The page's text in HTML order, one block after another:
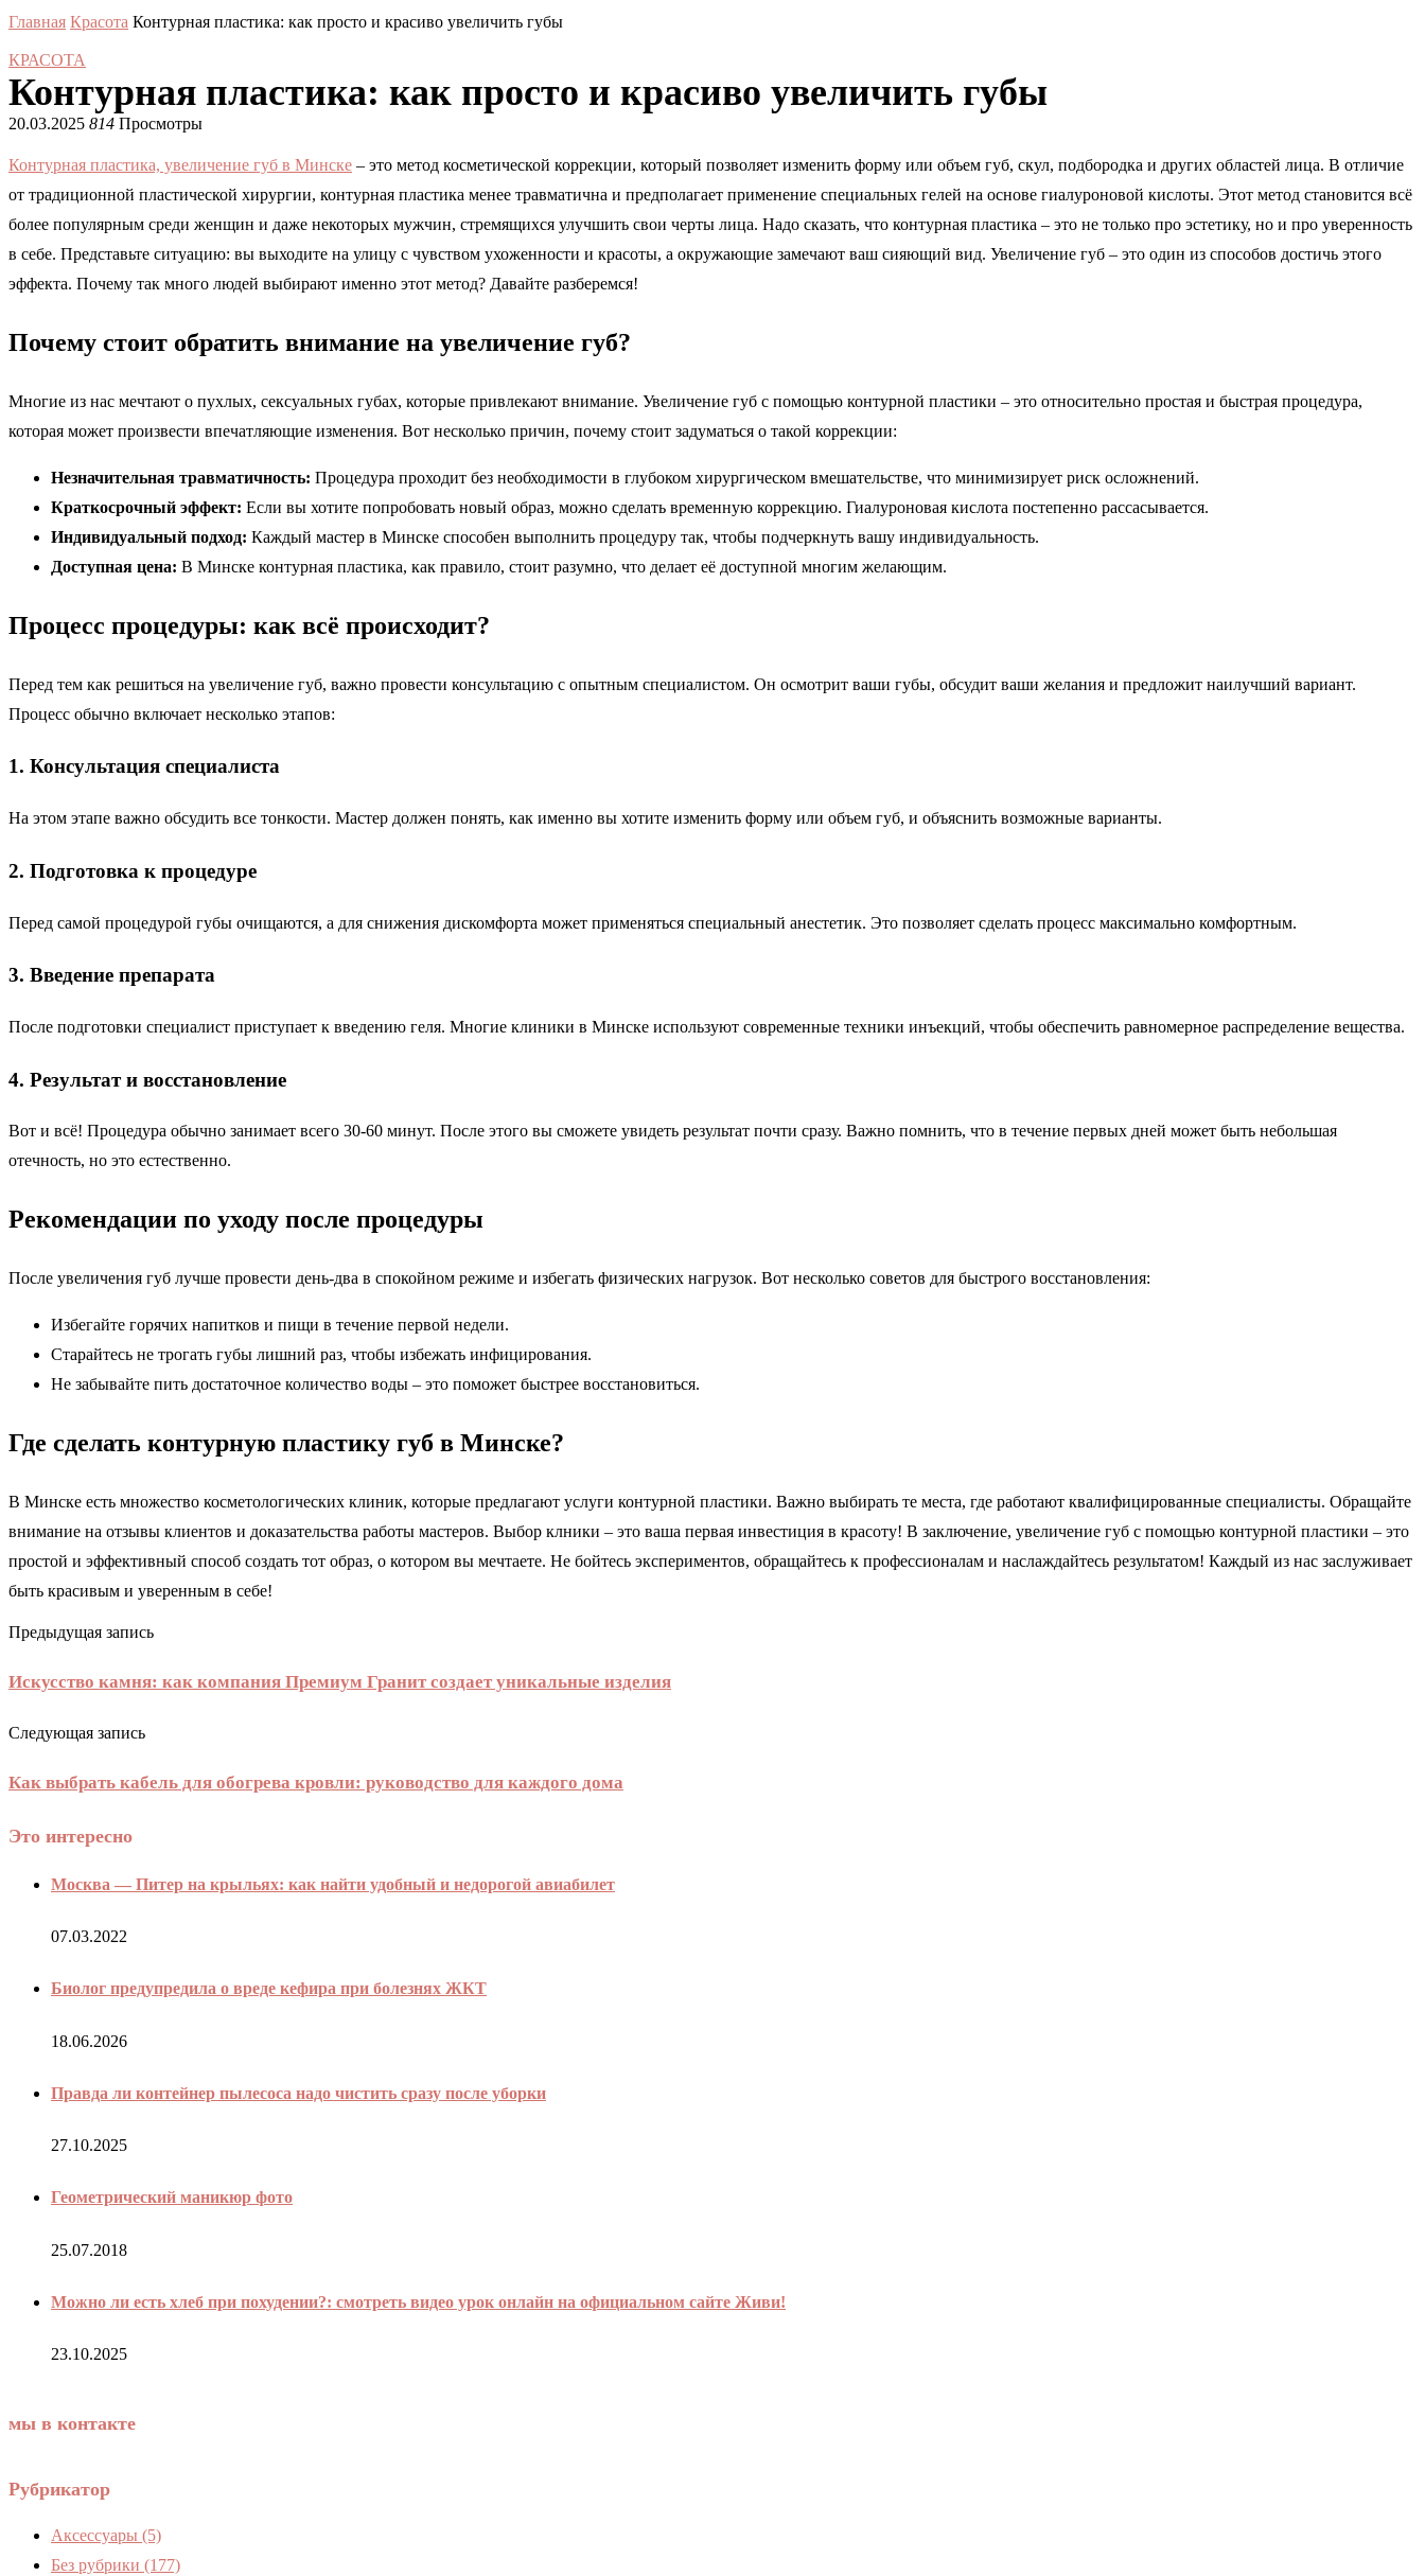
Главная Красота Контурная пластика: как просто и красиво увеличить губы
КРАСОТА
Контурная пластика: как просто и красиво увеличить губы
20.03.2025 814 Просмотры
Контурная пластика, увеличение губ в Минске – это метод косметической коррекции, который позволяет изменить форму или объем губ, скул, подбородка и других областей лица. В отличие
от традиционной пластической хирургии, контурная пластика менее травматична и предполагает применение специальных гелей на основе гиалуроновой кислоты. Этот метод становится всё
более популярным среди женщин и даже некоторых мужчин, стремящихся улучшить свои черты лица. Надо сказать, что контурная пластика – это не только про эстетику, но и про уверенность
в себе. Представьте ситуацию: вы выходите на улицу с чувством ухоженности и красоты, а окружающие замечают ваш сияющий вид. Увеличение губ – это один из способов достичь этого
эффекта. Почему так много людей выбирают именно этот метод? Давайте разберемся!
Почему стоит обратить внимание на увеличение губ?
Многие из нас мечтают о пухлых, сексуальных губах, которые привлекают внимание. Увеличение губ с помощью контурной пластики – это относительно простая и быстрая процедура,
которая может произвести впечатляющие изменения. Вот несколько причин, почему стоит задуматься о такой коррекции:
Незначительная травматичность: Процедура проходит без необходимости в глубоком хирургическом вмешательстве, что минимизирует риск осложнений.
Краткосрочный эффект: Если вы хотите попробовать новый образ, можно сделать временную коррекцию. Гиалуроновая кислота постепенно рассасывается.
Индивидуальный подход: Каждый мастер в Минске способен выполнить процедуру так, чтобы подчеркнуть вашу индивидуальность.
Доступная цена: В Минске контурная пластика, как правило, стоит разумно, что делает её доступной многим желающим.
Процесс процедуры: как всё происходит?
Перед тем как решиться на увеличение губ, важно провести консультацию с опытным специалистом. Он осмотрит ваши губы, обсудит ваши желания и предложит наилучший вариант.
Процесс обычно включает несколько этапов:
1. Консультация специалиста
На этом этапе важно обсудить все тонкости. Мастер должен понять, как именно вы хотите изменить форму или объем губ, и объяснить возможные варианты.
2. Подготовка к процедуре
Перед самой процедурой губы очищаются, а для снижения дискомфорта может применяться специальный анестетик. Это позволяет сделать процесс максимально комфортным.
3. Введение препарата
После подготовки специалист приступает к введению геля. Многие клиники в Минске используют современные техники инъекций, чтобы обеспечить равномерное распределение вещества.
4. Результат и восстановление
Вот и всё! Процедура обычно занимает всего 30-60 минут. После этого вы сможете увидеть результат почти сразу. Важно помнить, что в течение первых дней может быть небольшая
отечность, но это естественно.
Рекомендации по уходу после процедуры
После увеличения губ лучше провести день-два в спокойном режиме и избегать физических нагрузок. Вот несколько советов для быстрого восстановления:
Избегайте горячих напитков и пищи в течение первой недели.
Старайтесь не трогать губы лишний раз, чтобы избежать инфицирования.
Не забывайте пить достаточное количество воды – это поможет быстрее восстановиться.
Где сделать контурную пластику губ в Минске?
В Минске есть множество косметологических клиник, которые предлагают услуги контурной пластики. Важно выбирать те места, где работают квалифицированные специалисты. Обращайте
внимание на отзывы клиентов и доказательства работы мастеров. Выбор клники – это ваша первая инвестиция в красоту! В заключение, увеличение губ с помощью контурной пластики – это
простой и эффективный способ создать тот образ, о котором вы мечтаете. Не бойтесь экспериментов, обращайтесь к профессионалам и наслаждайтесь результатом! Каждый из нас заслуживает
быть красивым и уверенным в себе!
Предыдущая запись
Искусство камня: как компания Премиум Гранит создает уникальные изделия
Следующая запись
Как выбрать кабель для обогрева кровли: руководство для каждого дома
Это интересно
Москва — Питер на крыльях: как найти удобный и недорогой авиабилет
07.03.2022
Биолог предупредила о вреде кефира при болезнях ЖКТ
18.06.2026
Правда ли контейнер пылесоса надо чистить сразу после уборки
27.10.2025
Геометрический маникюр фото
25.07.2018
Можно ли есть хлеб при похудении?: смотреть видео урок онлайн на официальном сайте Живи!
23.10.2025
мы в контакте
Рубрикатор
Аксессуары (5)
Без рубрики (177)